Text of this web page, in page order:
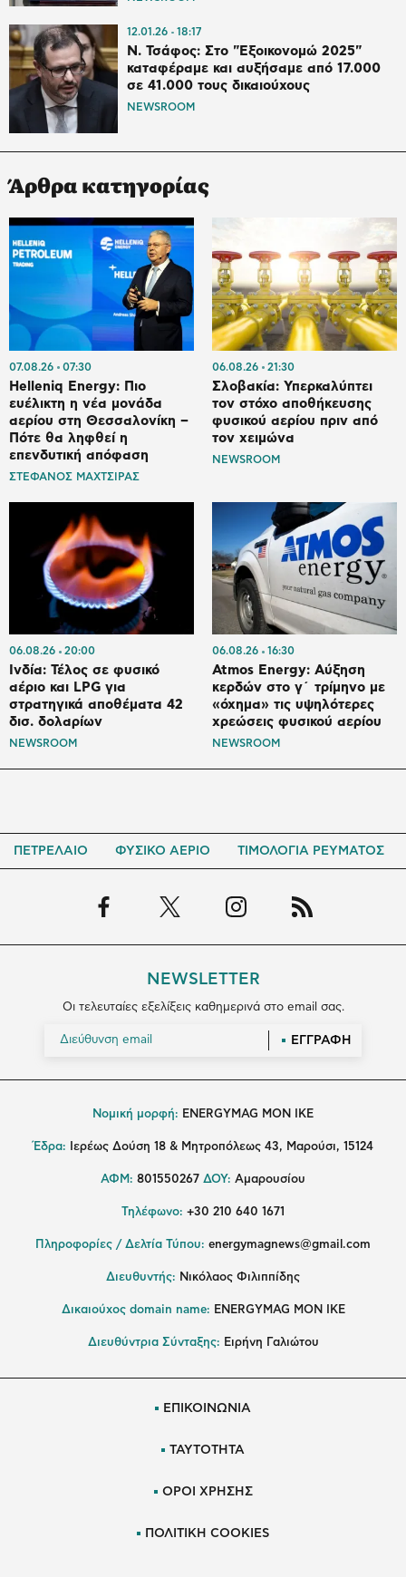
12.01.26 18:17
Ν. Τσάφος: Στο "Εξοικονομώ 2025"
καταφέραμε και αυξήσαμε από 17.000
σε 41.000 τους δικαιούχους
NEWSROOM
Άρθρα κατηγορίας
07.08.26 07:30
Helleniq Energy: Πιο
ευέλικτη η νέα μονάδα
αερίου στη Θεσσαλονίκη –
Πότε θα ληφθεί η
επενδυτική απόφαση
ΣΤΕΦΑΝΟΣ ΜΑΧΤΣΙΡΑΣ
06.08.26 21:30
Σλοβακία: Υπερκαλύπτει
τον στόχο αποθήκευσης
φυσικού αερίου πριν από
τον χειμώνα
NEWSROOM
06.08.26 20:00
Ινδία: Τέλος σε φυσικό
αέριο και LPG για
στρατηγικά αποθέματα 42
δισ. δολαρίων
NEWSROOM
06.08.26 16:30
Atmos Energy: Αύξηση
κερδών στο γ΄ τρίμηνο με
«όχημα» τις υψηλότερες
χρεώσεις φυσικού αερίου
NEWSROOM
ΠΕΤΡΕΛΑΙΟ ΦΥΣΙΚΟ ΑΕΡΙΟ ΤΙΜΟΛΟΓΙΑ ΡΕΥΜΑΤΟΣ
NEWSLETTER
Οι τελευταίες εξελίξεις καθημερινά στο email σας.
ΕΓΓΡΑΦΗ
Νομική μορφή: ENERGYMAG MON IKE
Έδρα: Ιερέως Δούση 18 & Μητροπόλεως 43, Μαρούσι, 15124
ΑΦΜ: 801550267 ΔΟΥ: Αμαρουσίου
Τηλέφωνο: +30 210 640 1671
Πληροφορίες / Δελτία Τύπου: energymagnews@gmail.com
Διευθυντής: Νικόλαος Φιλιππίδης
Δικαιούχος domain name: ENERGYMAG ΜΟΝ ΙΚΕ
Διευθύντρια Σύνταξης: Ειρήνη Γαλιώτου
ΕΠΙΚΟΙΝΩΝΙΑ
ΤΑΥΤΟΤΗΤΑ
ΟΡΟΙ ΧΡΗΣΗΣ
ΠΟΛΙΤΙΚΗ COOKIES